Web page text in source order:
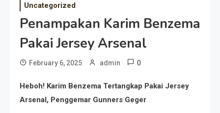
Uncategorized
Penampakan Karim Benzema
Pakai Jersey Arsenal
February 6, 2025 admin 0
Heboh! Karim Benzema Tertangkap Pakai Jersey
Arsenal, Penggemar Gunners Geger